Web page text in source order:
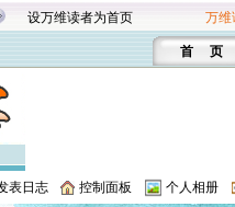
设万维读者为首页 万维
首 页
表日志 控制面板 个人相册